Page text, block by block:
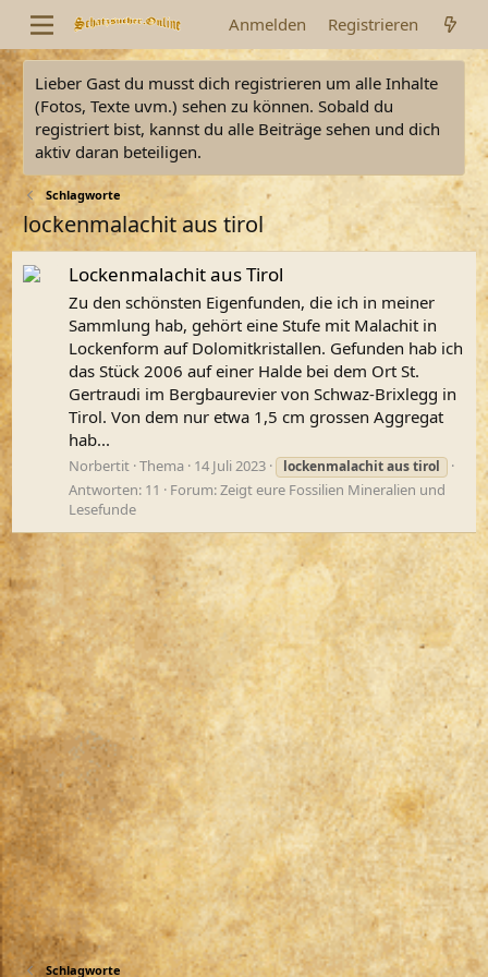
Anmelden Registrieren
Lieber Gast du musst dich registrieren um alle Inhalte
(Fotos, Texte uvm.) sehen zu können. Sobald du
registriert bist, kannst du alle Beiträge sehen und dich
aktiv daran beteiligen.
Schlagworte
lockenmalachit aus tirol
Lockenmalachit aus Tirol
Zu den schönsten Eigenfunden, die ich in meiner
Sammlung hab, gehört eine Stufe mit Malachit in
Lockenform auf Dolomitkristallen. Gefunden hab ich
das Stück 2006 auf einer Halde bei dem Ort St.
Gertraudi im Bergbaurevier von Schwaz-Brixlegg in
Tirol. Von dem nur etwa 1,5 cm grossen Aggregat
hab...
Norbertit Thema 14 Juli 2023 lockenmalachitaustirol
Antworten: 11 Forum:Zeigt eure Fossilien Mineralien und
Lesefunde
Schlagworte